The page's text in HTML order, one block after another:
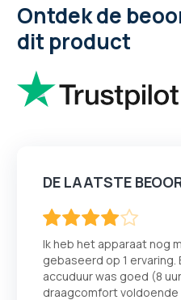
Ontdek de
dit product
DE LAATSTE
Ik heb het apparaat nog
gebaseerd op 1 ervaring.
accuduur was goed (8
draagcomfort